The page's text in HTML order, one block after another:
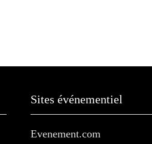
Sites événementiel
Evenement.com